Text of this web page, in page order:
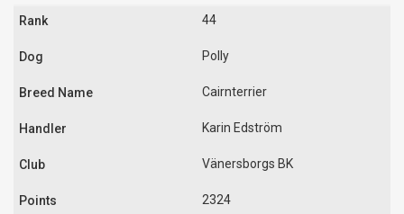
44
Polly
Cairnterrier
Karin Edström
Vänersborgs BK
2324